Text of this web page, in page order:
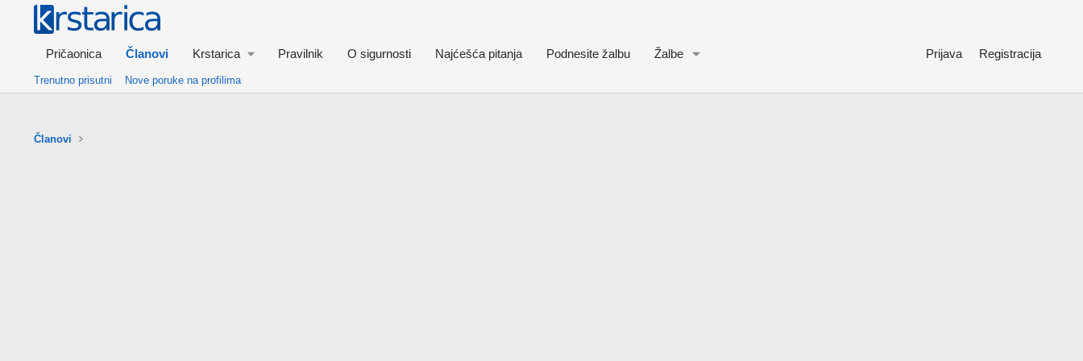
Pričaonica Članovi Krstarica Pravilnik O sigurnosti Najćešća pitanja Podnesite žalbu Žalbe Prijava Registracija
Trenutno prisutni Nove poruke na profilima
Članovi